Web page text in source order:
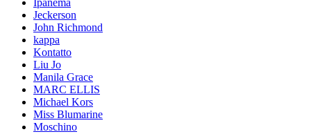
Ipanema
Jeckerson
John Richmond
kappa
Kontatto
Liu Jo
Manila Grace
MARC ELLIS
Michael Kors
Miss Blumarine
Moschino